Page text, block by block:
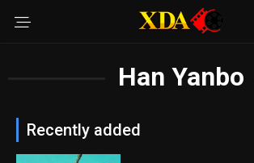
Han Yanbo
Recently added